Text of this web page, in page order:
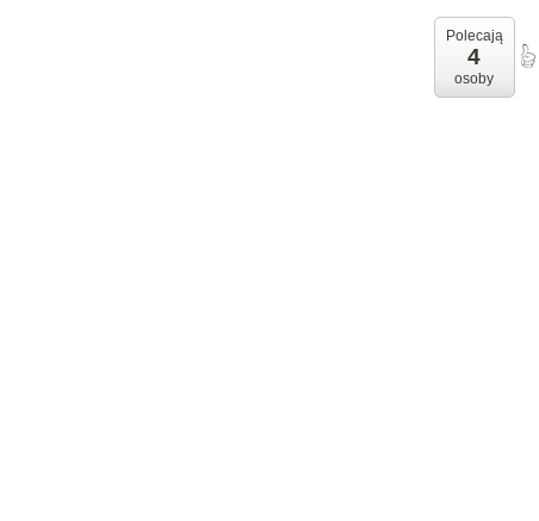
Polecają
4
osoby